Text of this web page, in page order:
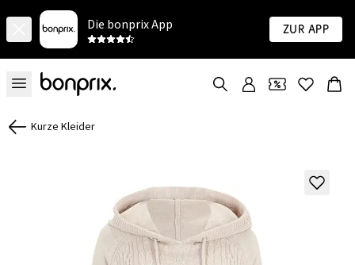
Die bonprix App Zur App
Kurze Kleider